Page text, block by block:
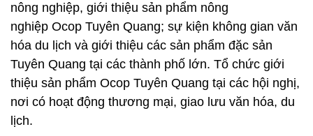
nông nghiệp, giới thiệu sản phẩm nông
nghiệp Ocop Tuyên Quang; sự kiện không gian văn
hóa du lịch và giới thiệu các sản phẩm đặc sản
Tuyên Quang tại các thành phố lớn. Tổ chức giới
thiệu sản phẩm Ocop Tuyên Quang tại các hội nghị,
nơi có hoạt động thương mại, giao lưu văn hóa, du
lịch.